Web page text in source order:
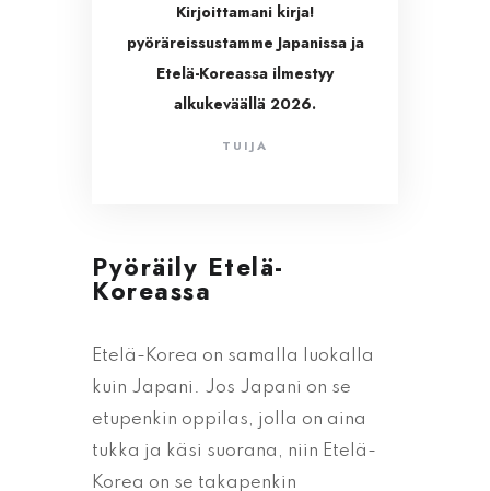
Kirjoittamani kirja!
pyöräreissustamme Japanissa ja
Etelä-Koreassa ilmestyy
alkukeväällä 2026.
TUIJA
Pyöräily Etelä-
Koreassa
Etelä-Korea on samalla luokalla
kuin Japani. Jos Japani on se
etupenkin oppilas, jolla on aina
tukka ja käsi suorana, niin Etelä-
Korea on se takapenkin